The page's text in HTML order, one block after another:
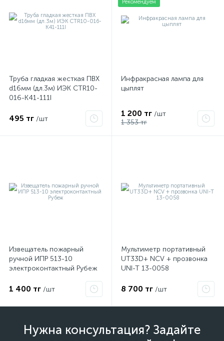
Труба гладкая жесткая ПВХ
d16мм (дл.3м) ИЭК CTR10-
016-K41-111I
495 тг /шт
Рекомендуем
Инфракрасная лампа для
цыплят
1 200 тг /шт
1 353 тг
Извещатель пожарный
ручной ИПР 513-10
электроконтактный Рубеж
1 400 тг /шт
Мультиметр портативный
UT33D+ NCV + прозвонка
UNI-T 13-0058
8 700 тг /шт
Нужна консультация? Задайте